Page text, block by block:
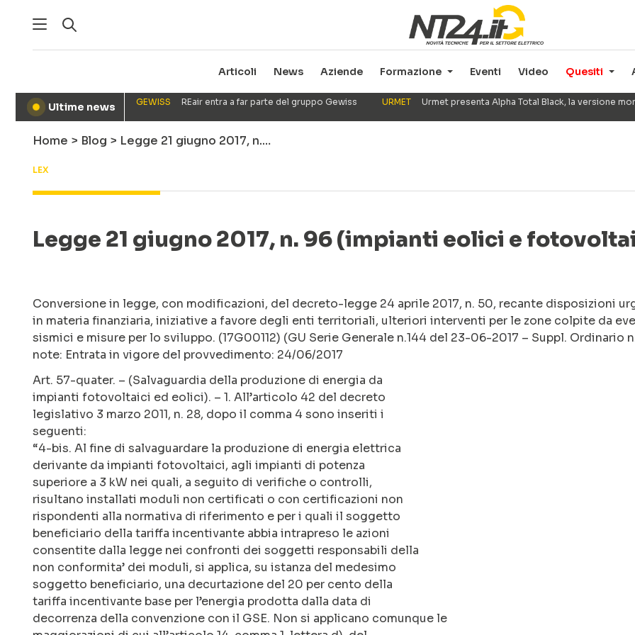
Articoli News Aziende Formazione Eventi Video Quesiti
● Ultime news GEWISS REair entra a far parte del gruppo Gewiss URMET Urmet presenta Alpha Total Black, la versione
Home > Blog > Legge 21 giugno 2017, n.…
LEX
Legge 21 giugno 2017, n. 96 (impianti eolici e
Conversione in legge, con modificazioni, del decreto-legge 24 aprile 2017, n. 50, recante disposizioni
in materia finanziaria, iniziative a favore degli enti territoriali, ulteriori interventi per le zone colpite da
sismici e misure per lo sviluppo. (17G00112) (GU Serie Generale n.144 del 23-06-2017 – Suppl. Ordinario
note: Entrata in vigore del provvedimento: 24/06/2017
Art. 57-quater. – (Salvaguardia della produzione di energia da
impianti fotovoltaici ed eolici). – 1. All’articolo 42 del decreto
legislativo 3 marzo 2011, n. 28, dopo il comma 4 sono inseriti i
seguenti:
“4-bis. Al fine di salvaguardare la produzione di energia elettrica
derivante da impianti fotovoltaici, agli impianti di potenza
superiore a 3 kW nei quali, a seguito di verifiche o controlli,
risultano installati moduli non certificati o con certificazioni non
rispondenti alla normativa di riferimento e per i quali il soggetto
beneficiario della tariffa incentivante abbia intrapreso le azioni
consentite dalla legge nei confronti dei soggetti responsabili della
non conformita’ dei moduli, si applica, su istanza del medesimo
soggetto beneficiario, una decurtazione del 20 per cento della
tariffa incentivante base per l’energia prodotta dalla data di
decorrenza della convenzione con il GSE. Non si applicano comunque le